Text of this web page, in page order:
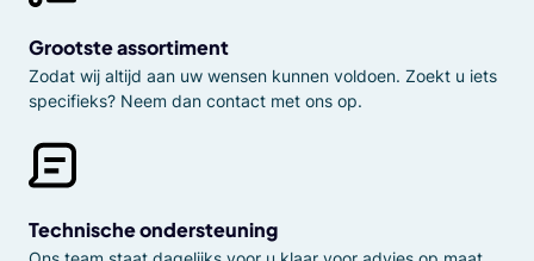
Grootste assortiment
Zodat wij altijd aan uw wensen kunnen voldoen. Zoekt u iets
specifieks? Neem dan contact met ons op.
Technische ondersteuning